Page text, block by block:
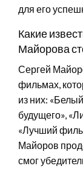
для его
Какие
Майорова
Сергей
фильмах,
из них:
будущего»,
«Лучший
Майоров
смог